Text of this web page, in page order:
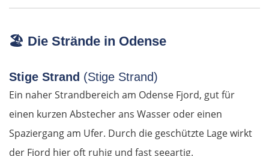
🏖️ Die Strände in Odense
Stige Strand (Stige Strand)
Ein naher Strandbereich am Odense Fjord, gut für
einen kurzen Abstecher ans Wasser oder einen
Spaziergang am Ufer. Durch die geschützte Lage wirkt
der Fjord hier oft ruhig und fast seeartig.
Chalkida